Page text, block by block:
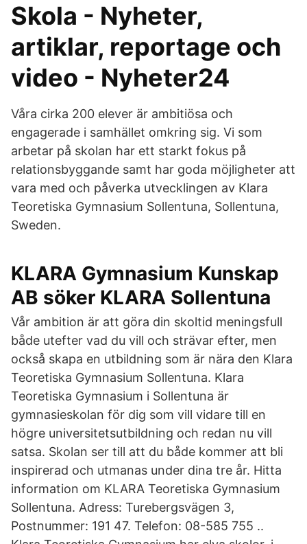
Skola - Nyheter,
artiklar, reportage och
video - Nyheter24
Våra cirka 200 elever är ambitiösa och
engagerade i samhället omkring sig. Vi som
arbetar på skolan har ett starkt fokus på
relationsbyggande samt har goda möjligheter att
vara med och påverka utvecklingen av Klara
Teoretiska Gymnasium Sollentuna, Sollentuna,
Sweden.
KLARA Gymnasium Kunskap
AB söker KLARA Sollentuna
Vår ambition är att göra din skoltid meningsfull
både utefter vad du vill och strävar efter, men
också skapa en utbildning som är nära den Klara
Teoretiska Gymnasium Sollentuna. Klara
Teoretiska Gymnasium i Sollentuna är
gymnasieskolan för dig som vill vidare till en
högre universitetsutbildning och redan nu vill
satsa. Skolan ser till att du både kommer att bli
inspirerad och utmanas under dina tre år. Hitta
information om KLARA Teoretiska Gymnasium
Sollentuna. Adress: Turebergsvägen 3,
Postnummer: 191 47. Telefon: 08-585 755 ..